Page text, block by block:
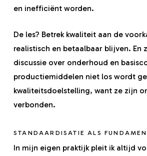
en inefficiënt worden.
De les? Betrek kwaliteit aan de
realistisch en betaalbaar blijven. En
discussie over onderhoud en
productiemiddelen niet los wordt
kwaliteitsdoelstelling, want ze zijn
verbonden.
STANDAARDISATIE ALS
In mijn eigen praktijk pleit ik altijd